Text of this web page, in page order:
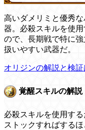
高いダメリミと優秀
器。必殺スキルを使
ので、長期戦で特に
扱いやすい武器だ。
オリジンの解説と検証
覚醒スキルの解説
必殺スキルを使用す
ストックすればする